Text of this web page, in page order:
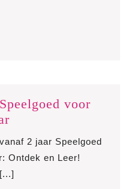
voor
Ontdek
Ideale
Speelgoed
voor
2 jaar Speelgoed
Ontdek en Leer!